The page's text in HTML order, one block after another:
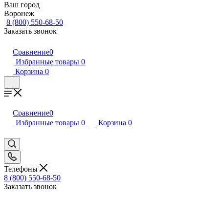
Ваш город
Воронеж
8 (800) 550-68-50
Заказать звонок
Сравнение0
Избранные товары 0
Корзина 0
Сравнение0
Избранные товары 0 Корзина 0
Телефоны
8 (800) 550-68-50
Заказать звонок